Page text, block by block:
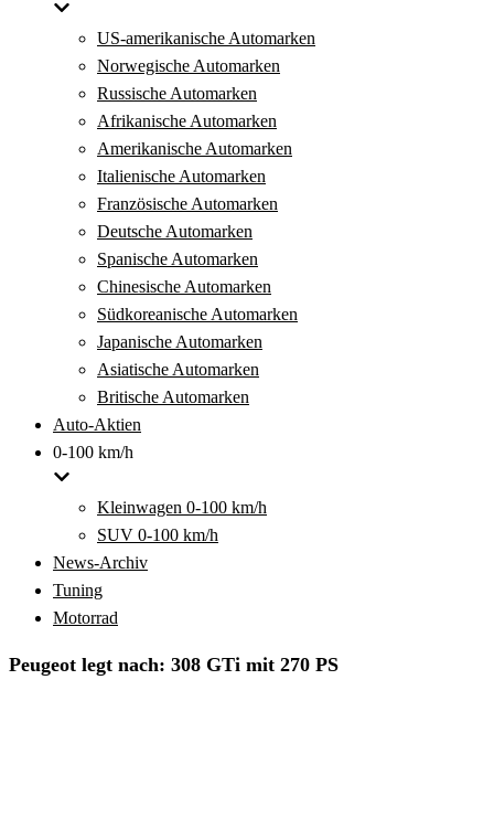
US-amerikanische Automarken
Norwegische Automarken
Russische Automarken
Afrikanische Automarken
Amerikanische Automarken
Italienische Automarken
Französische Automarken
Deutsche Automarken
Spanische Automarken
Chinesische Automarken
Südkoreanische Automarken
Japanische Automarken
Asiatische Automarken
Britische Automarken
Auto-Aktien
0-100 km/h
Kleinwagen 0-100 km/h
SUV 0-100 km/h
News-Archiv
Tuning
Motorrad
Peugeot legt nach: 308 GTi mit 270 PS